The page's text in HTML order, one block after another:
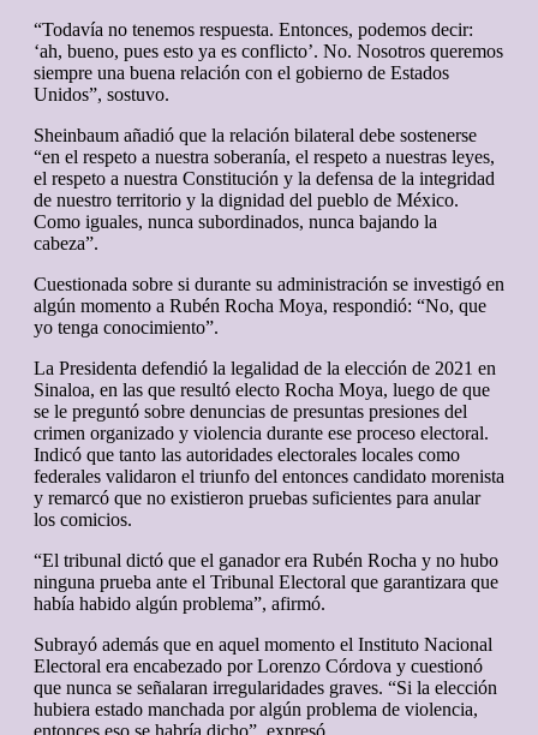
“Todavía no tenemos respuesta. Entonces, podemos decir:
‘ah, bueno, pues esto ya es conflicto’. No. Nosotros queremos
siempre una buena relación con el gobierno de Estados
Unidos”, sostuvo.
Sheinbaum añadió que la relación bilateral debe sostenerse
“en el respeto a nuestra soberanía, el respeto a nuestras leyes,
el respeto a nuestra Constitución y la defensa de la integridad
de nuestro territorio y la dignidad del pueblo de México.
Como iguales, nunca subordinados, nunca bajando la
cabeza”.
Cuestionada sobre si durante su administración se investigó en
algún momento a Rubén Rocha Moya, respondió: “No, que
yo tenga conocimiento”.
La Presidenta defendió la legalidad de la elección de 2021 en
Sinaloa, en las que resultó electo Rocha Moya, luego de que
se le preguntó sobre denuncias de presuntas presiones del
crimen organizado y violencia durante ese proceso electoral.
Indicó que tanto las autoridades electorales locales como
federales validaron el triunfo del entonces candidato morenista
y remarcó que no existieron pruebas suficientes para anular
los comicios.
“El tribunal dictó que el ganador era Rubén Rocha y no hubo
ninguna prueba ante el Tribunal Electoral que garantizara que
había habido algún problema”, afirmó.
Subrayó además que en aquel momento el Instituto Nacional
Electoral era encabezado por Lorenzo Córdova y cuestionó
que nunca se señalaran irregularidades graves. “Si la elección
hubiera estado manchada por algún problema de violencia,
entonces eso se habría dicho”, expresó.